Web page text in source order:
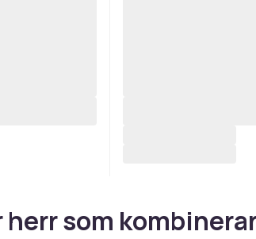
herr som